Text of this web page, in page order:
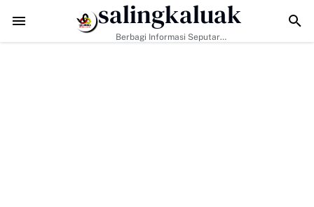
Tantangan Era Digital, Arisal Aziz Ajak Masyarakat Perkuat
salingkaluak
Berbagi Informasi Seputar